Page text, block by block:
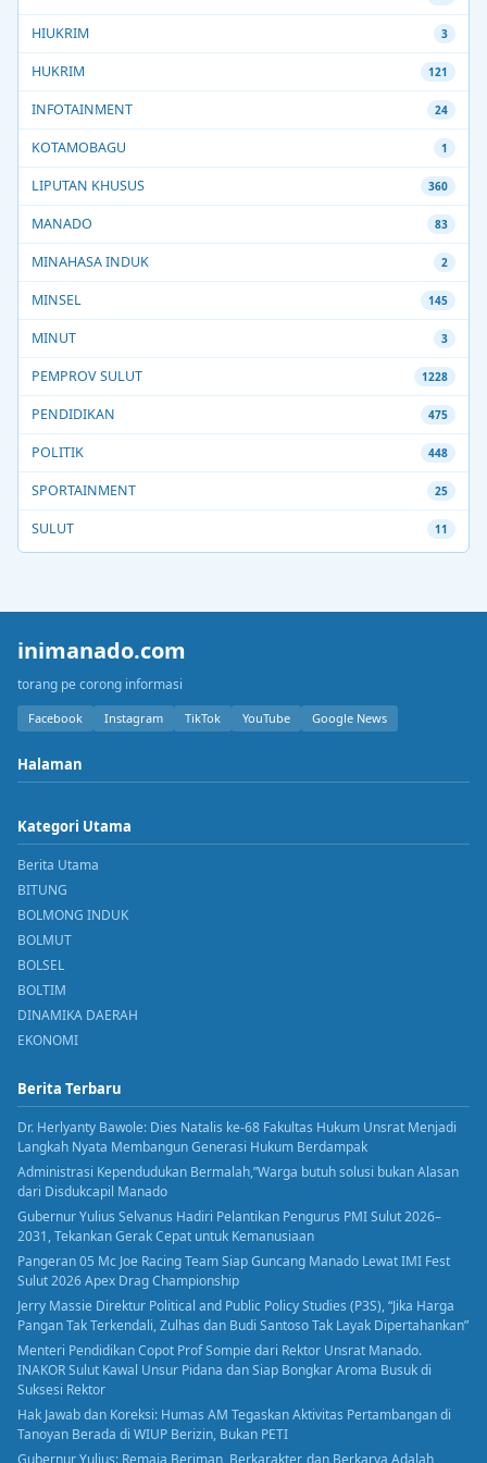
HIUKRIM 3
HUKRIM 121
INFOTAINMENT 24
KOTAMOBAGU 1
LIPUTAN KHUSUS 360
MANADO 83
MINAHASA INDUK 2
MINSEL 145
MINUT 3
PEMPROV SULUT 1228
PENDIDIKAN 475
POLITIK 448
SPORTAINMENT 25
SULUT 11
inimanado.com
torang pe corong informasi
Facebook Instagram TikTok YouTube Google News
Halaman
Kategori Utama
Berita Utama
BITUNG
BOLMONG INDUK
BOLMUT
BOLSEL
BOLTIM
DINAMIKA DAERAH
EKONOMI
Berita Terbaru
Dr. Herlyanty Bawole: Dies Natalis ke-68 Fakultas Hukum Unsrat Menjadi
Langkah Nyata Membangun Generasi Hukum Berdampak
Administrasi Kependudukan Bermalah,”Warga butuh solusi bukan Alasan
dari Disdukcapil Manado
Gubernur Yulius Selvanus Hadiri Pelantikan Pengurus PMI Sulut 2026–
2031, Tekankan Gerak Cepat untuk Kemanusiaan
Pangeran 05 Mc Joe Racing Team Siap Guncang Manado Lewat IMI Fest
Sulut 2026 Apex Drag Championship
Jerry Massie Direktur Political and Public Policy Studies (P3S), “Jika Harga
Pangan Tak Terkendali, Zulhas dan Budi Santoso Tak Layak Dipertahankan”
Menteri Pendidikan Copot Prof Sompie dari Rektor Unsrat Manado.
INAKOR Sulut Kawal Unsur Pidana dan Siap Bongkar Aroma Busuk di
Suksesi Rektor
Hak Jawab dan Koreksi: Humas AM Tegaskan Aktivitas Pertambangan di
Tanoyan Berada di WIUP Berizin, Bukan PETI
Gubernur Yulius: Remaja Beriman, Berkarakter, dan Berkarya Adalah